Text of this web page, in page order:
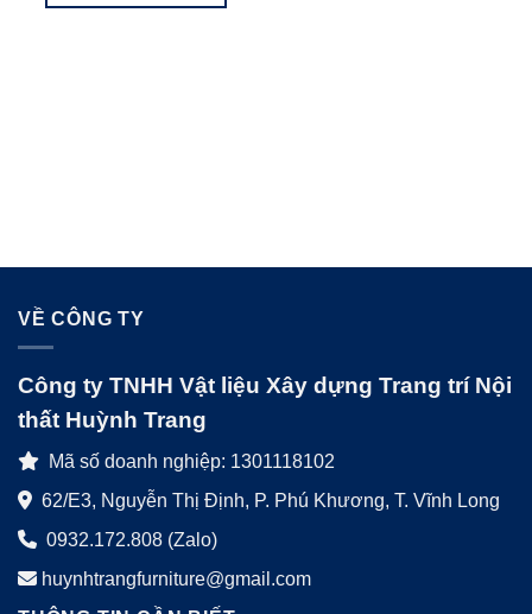
VỀ CÔNG TY
Công ty TNHH Vật liệu Xây dựng Trang trí Nội
thất Huỳnh Trang
Mã số doanh nghiệp: 1301118102
62/E3, Nguyễn Thị Định, P. Phú Khương, T. Vĩnh Long
0932.172.808 (Zalo)
huynhtrangfurniture@gmail.com